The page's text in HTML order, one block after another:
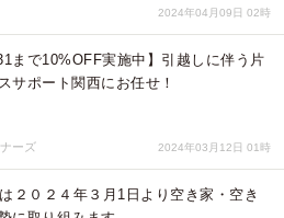
2024年04月09日 02時
まで10%OFF実施中】引越しに伴う片
サポート関西にお任せ！
ーズ 2024年03月12日 01時
２０２４年３月1日より空き家・空き